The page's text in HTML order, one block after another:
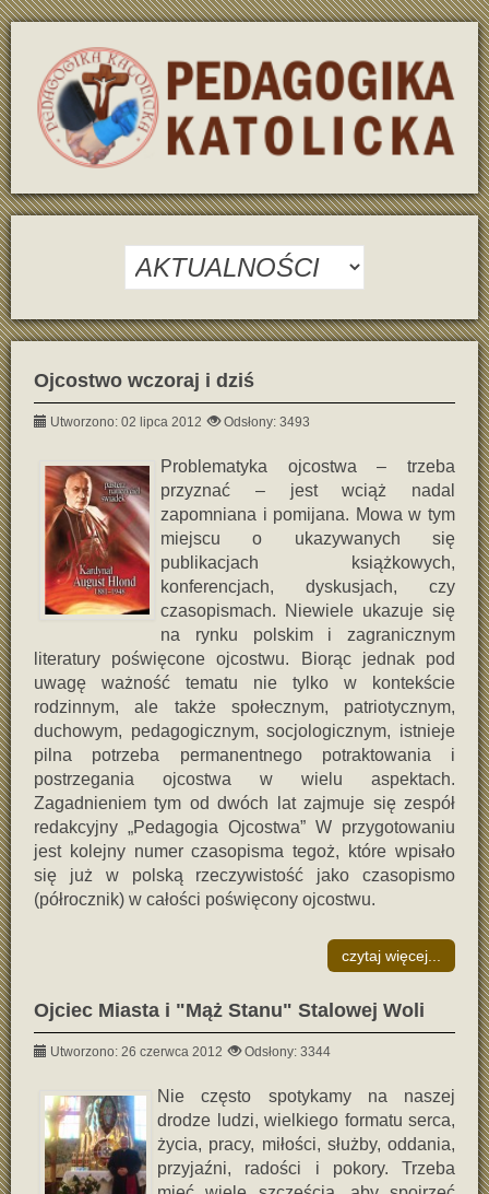
Ojcostwo wczoraj i dziś
Utworzono: 02 lipca 2012 Odsłony: 3493
Problematyka ojcostwa – trzeba
przyznać – jest wciąż nadal
zapomniana i pomijana. Mowa w tym
miejscu o ukazywanych się
publikacjach książkowych,
konferencjach, dyskusjach, czy
czasopismach. Niewiele ukazuje się
na rynku polskim i zagranicznym
literatury poświęcone ojcostwu. Biorąc jednak pod
uwagę ważność tematu nie tylko w kontekście
rodzinnym, ale także społecznym, patriotycznym,
duchowym, pedagogicznym, socjologicznym, istnieje
pilna potrzeba permanentnego potraktowania i
postrzegania ojcostwa w wielu aspektach.
Zagadnieniem tym od dwóch lat zajmuje się zespół
redakcyjny „Pedagogia Ojcostwa” W przygotowaniu
jest kolejny numer czasopisma tegoż, które wpisało
się już w polską rzeczywistość jako czasopismo
(półrocznik) w całości poświęcony ojcostwu.
czytaj więcej...
Ojciec Miasta i "Mąż Stanu" Stalowej Woli
Utworzono: 26 czerwca 2012 Odsłony: 3344
Nie często spotykamy na naszej
drodze ludzi, wielkiego formatu serca,
życia, pracy, miłości, służby, oddania,
przyjaźni, radości i pokory. Trzeba